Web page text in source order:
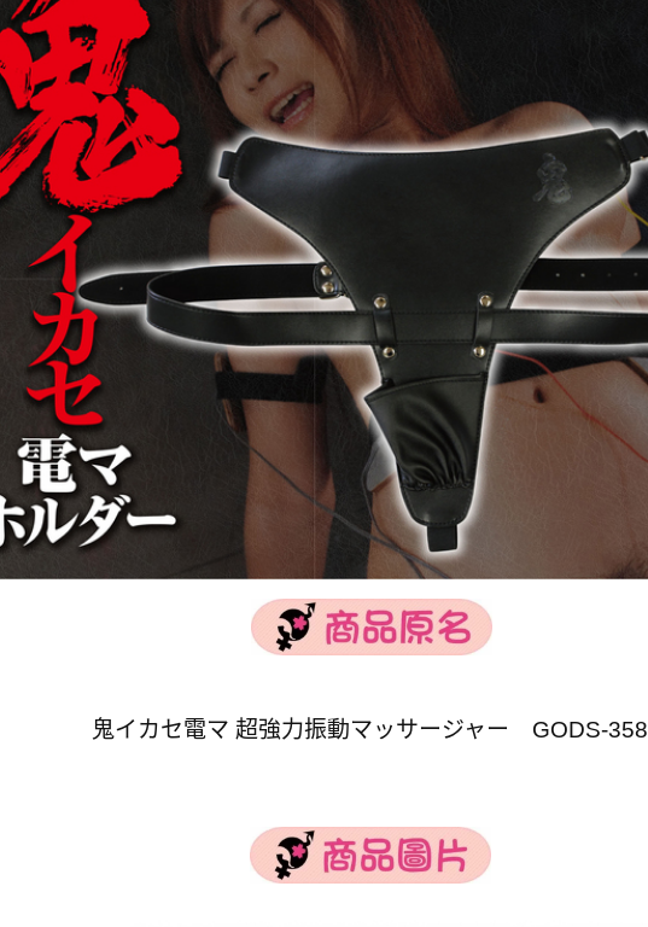
鬼イカセ電マ 超強力振動マッサージャー GODS-358